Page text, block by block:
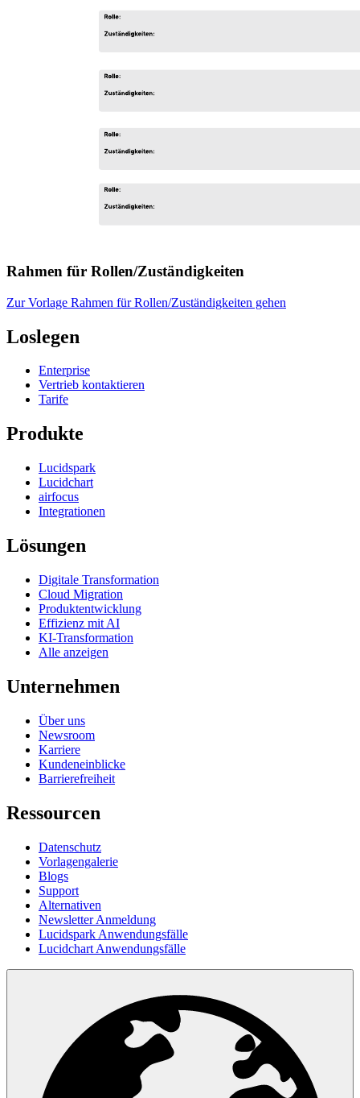
Rahmen für Rollen/Zuständigkeiten
Zur Vorlage Rahmen für Rollen/Zuständigkeiten gehen
Loslegen
Enterprise
Vertrieb kontaktieren
Tarife
Produkte
Lucidspark
Lucidchart
airfocus
Integrationen
Lösungen
Digitale Transformation
Cloud Migration
Produktentwicklung
Effizienz mit AI
KI-Transformation
Alle anzeigen
Unternehmen
Über uns
Newsroom
Karriere
Kundeneinblicke
Barrierefreiheit
Ressourcen
Datenschutz
Vorlagengalerie
Blogs
Support
Alternativen
Newsletter Anmeldung
Lucidspark Anwendungsfälle
Lucidchart Anwendungsfälle